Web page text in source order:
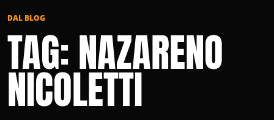
DAL BLOG
TAG: NAZARENO
NICOLETTI